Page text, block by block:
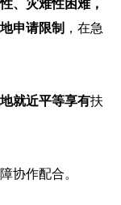
、灾难性困难，
申请限制 ，在急
就近平等享有扶
协作配合。